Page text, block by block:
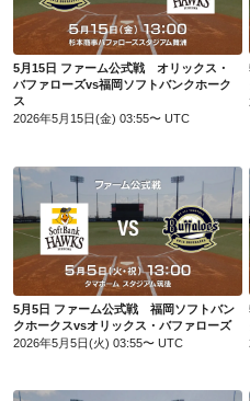
5月15日 ファーム公式戦 オリックス・
バファローズvs福岡ソフトバンクホーク
ス
2026年5月15日(金) 03:55〜 UTC
5月5日 ファーム公式戦 福岡ソフトバンクホークスvsオリックス・バファローズ
5月5日 ファーム公式戦 福岡ソフトバン
クホークスvsオリックス・バファローズ
2026年5月5日(火) 03:55〜 UTC